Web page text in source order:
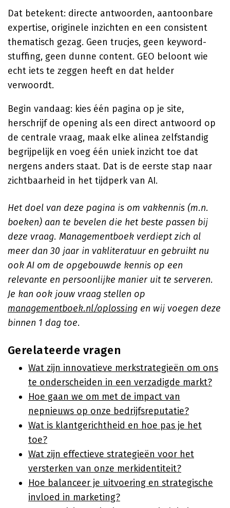
Dat betekent: directe antwoorden, aantoonbare
expertise, originele inzichten en een consistent
thematisch gezag. Geen trucjes, geen keyword-
stuffing, geen dunne content. GEO beloont wie
echt iets te zeggen heeft en dat helder
verwoordt.
Begin vandaag: kies één pagina op je site,
herschrijf de opening als een direct antwoord op
de centrale vraag, maak elke alinea zelfstandig
begrijpelijk en voeg één uniek inzicht toe dat
nergens anders staat. Dat is de eerste stap naar
zichtbaarheid in het tijdperk van AI.
Het doel van deze pagina is om vakkennis (m.n.
boeken) aan te bevelen die het beste passen bij
deze vraag. Managementboek verdiept zich al
meer dan 30 jaar in vakliteratuur en gebruikt nu
ook AI om de opgebouwde kennis op een
relevante en persoonlijke manier uit te serveren.
Je kan ook jouw vraag stellen op
managementboek.nl/oplossing en wij voegen deze
binnen 1 dag toe.
Gerelateerde vragen
Wat zijn innovatieve merkstrategieën om ons
te onderscheiden in een verzadigde markt?
Hoe gaan we om met de impact van
nepnieuws op onze bedrijfsreputatie?
Wat is klantgerichtheid en hoe pas je het
toe?
Wat zijn effectieve strategieën voor het
versterken van onze merkidentiteit?
Hoe balanceer je uitvoering en strategische
invloed in marketing?